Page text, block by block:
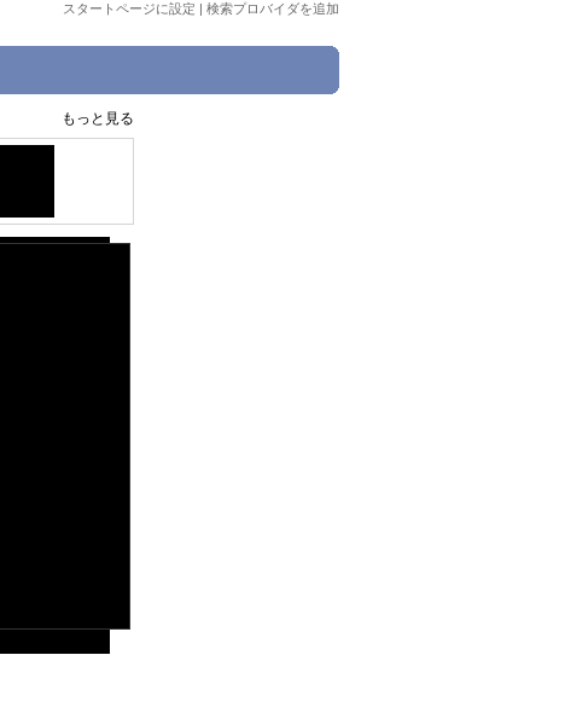
スタートページに設定 | 検索プロバイダを追加
もっと見る